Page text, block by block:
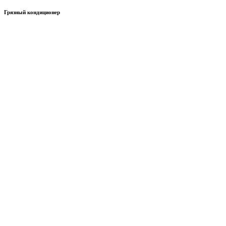
Грязный кондиционер